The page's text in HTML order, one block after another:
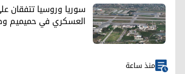
سوريا وروسيا تتفقان
العسكري في حميميم
منذ ساعة